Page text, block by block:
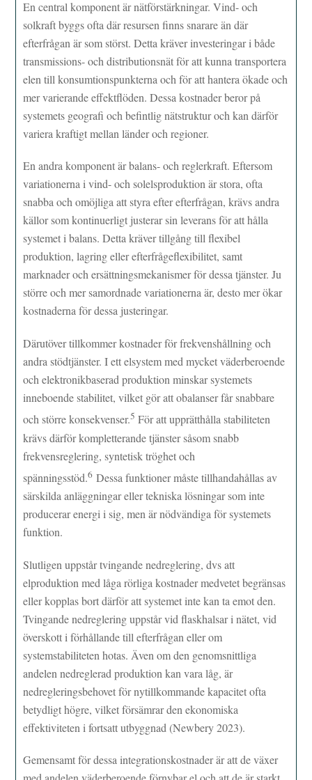
En central komponent är nätförstärkningar. Vind- och
solkraft byggs ofta där resursen finns snarare än där
efterfrågan är som störst. Detta kräver investeringar i både
transmissions- och distributionsnät för att kunna transportera
elen till konsumtionspunkterna och för att hantera ökade och
mer varierande effektflöden. Dessa kostnader beror på
systemets geografi och befintlig nätstruktur och kan därför
variera kraftigt mellan länder och regioner.
En andra komponent är balans- och reglerkraft. Eftersom
variationerna i vind- och solelsproduktion är stora, ofta
snabba och omöjliga att styra efter efterfrågan, krävs andra
källor som kontinuerligt justerar sin leverans för att hålla
systemet i balans. Detta kräver tillgång till flexibel
produktion, lagring eller efterfrågeflexibilitet, samt
marknader och ersättningsmekanismer för dessa tjänster. Ju
större och mer samordnade variationerna är, desto mer ökar
kostnaderna för dessa justeringar.
Därutöver tillkommer kostnader för frekvenshållning och
andra stödtjänster. I ett elsystem med mycket väderberoende
och elektronikbaserad produktion minskar systemets
inneboende stabilitet, vilket gör att obalanser får snabbare
och större konsekvenser.5 För att upprätthålla stabiliteten
krävs därför kompletterande tjänster såsom snabb
frekvensreglering, syntetisk tröghet och
spänningsstöd.6 Dessa funktioner måste tillhandahållas av
särskilda anläggningar eller tekniska lösningar som inte
producerar energi i sig, men är nödvändiga för systemets
funktion.
Slutligen uppstår tvingande nedreglering, dvs att
elproduktion med låga rörliga kostnader medvetet begränsas
eller kopplas bort därför att systemet inte kan ta emot den.
Tvingande nedreglering uppstår vid flaskhalsar i nätet, vid
överskott i förhållande till efterfrågan eller om
systemstabiliteten hotas. Även om den genomsnittliga
andelen nedreglerad produktion kan vara låg, är
nedregleringsbehovet för nytillkommande kapacitet ofta
betydligt högre, vilket försämrar den ekonomiska
effektiviteten i fortsatt utbyggnad (Newbery 2023).
Gemensamt för dessa integrationskostnader är att de växer